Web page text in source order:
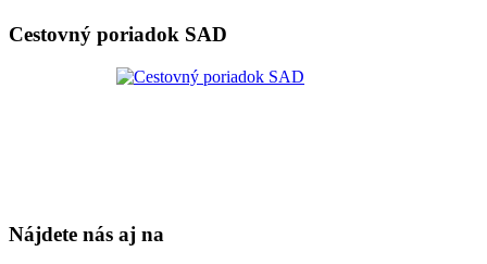
Cestovný poriadok SAD
Nájdete nás aj na